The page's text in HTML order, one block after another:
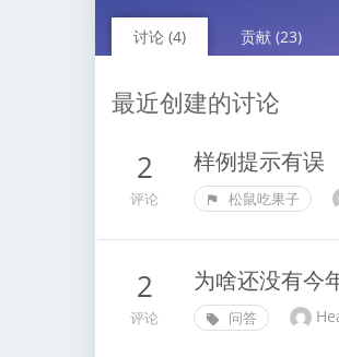
讨论 (4) 贡献 (23)
最近创建的讨论
2
评论
样例提示有误
松鼠吃果子
2
评论
为啥还没有今
问答